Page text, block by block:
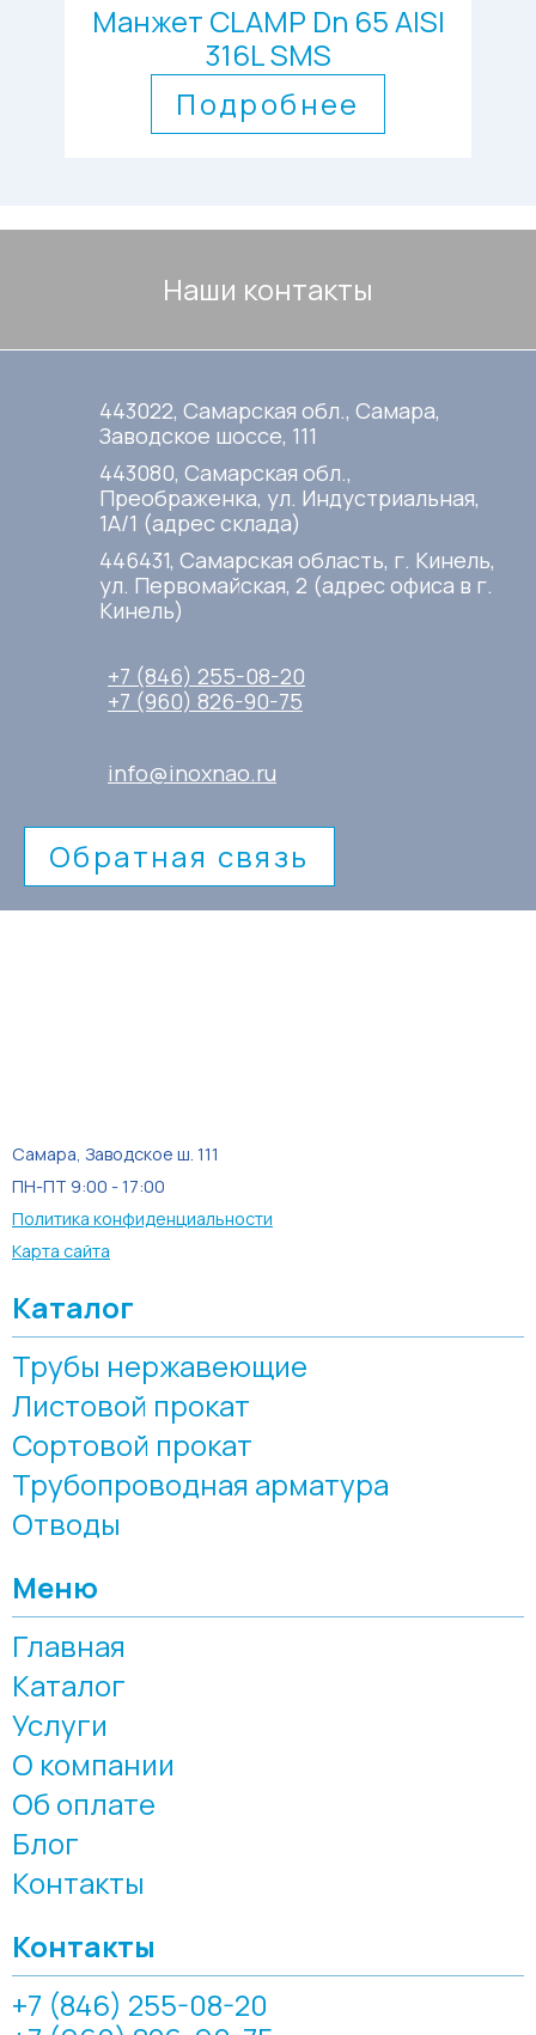
Манжет CLAMP Dn 65 AISI
316L SMS
Подробнее
Наши контакты
443022, Самарская обл., Самара,
Заводское шоссе, 111
443080, Самарская обл.,
Преображенка, ул. Индустриальная,
1А/1 (адрес склада)
446431, Самарская область, г. Кинель,
ул. Первомайская, 2 (адрес офиса в г.
Кинель)
+7 (846) 255-08-20
+7 (960) 826-90-75
info@inoxnao.ru
Обратная связь
Самара, Заводское ш. 111
ПН-ПТ 9:00 - 17:00
Политика конфиденциальности
Карта сайта
Каталог
Трубы нержавеющие
Листовой прокат
Сортовой прокат
Трубопроводная арматура
Отводы
Меню
Главная
Каталог
Услуги
О компании
Об оплате
Блог
Контакты
Контакты
+7 (846) 255-08-20